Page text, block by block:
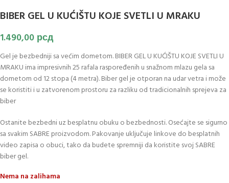
BIBER GEL U KUĆIŠTU KOJE SVETLI U MRAKU
1.490,00 рсд
Gel je bezbedniji sa većim dometom. BIBER GEL U KUĆIŠTU KOJE SVETLI U
MRAKU ima impresivnih 25 rafala raspoređenih u snažnom mlazu gela sa
dometom od 12 stopa (4 metra). Biber gel je otporan na udar vetra i može
se koristiti i u zatvorenom prostoru za razliku od tradicionalnih sprejeva za
biber
Ostanite bezbedni uz besplatnu obuku o bezbednosti. Osećajte se sigurno
sa svakim SABRE proizvodom. Pakovanje uključuje linkove do besplatnih
video zapisa o obuci, tako da budete spremniji da koristite svoj SABRE
biber gel.
Nema na zalihama